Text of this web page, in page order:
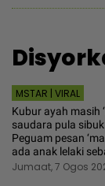
MSTAR | VIRAL
Kubur ayah masih
saudara pula
Peguam pesan
ada anak lelaki
Jumaat, 7 Ogos